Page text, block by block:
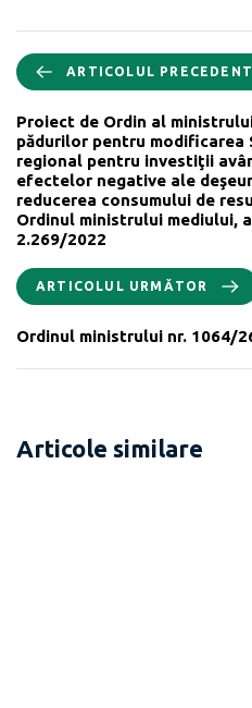
ARTICOLUL PRECEDENT
Proiect de Ordin al
pădurilor pentru modificarea
regional pentru investiţii
efectelor negative ale
reducerea consumului de
Ordinul ministrului mediului,
2.269/2022
ARTICOLUL URMĂTOR
Ordinul ministrului nr. 1064/
Articole similare